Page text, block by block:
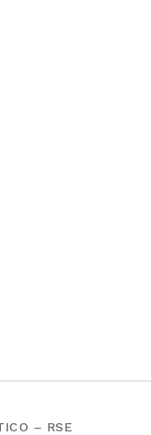
– RSE